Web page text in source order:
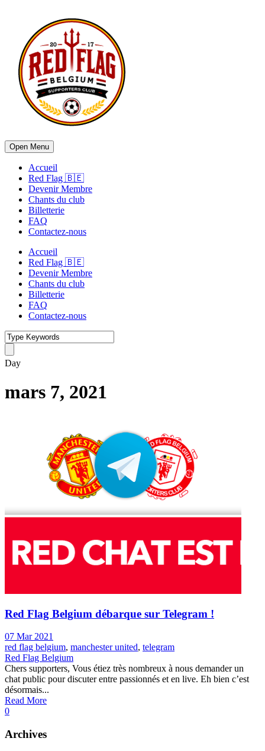
Open Menu
Accueil
Red Flag 🇧🇪
Devenir Membre
Chants du club
Billetterie
FAQ
Contactez-nous
Accueil
Red Flag 🇧🇪
Devenir Membre
Chants du club
Billetterie
FAQ
Contactez-nous
Day
mars 7, 2021
Red Flag Belgium débarque sur Telegram !
07 Mar 2021
red flag belgium, manchester united, telegram
Red Flag Belgium
Chers supporters, Vous étiez très nombreux à nous demander un
chat public pour discuter entre passionnés et en live. Eh bien c’est
désormais...
Read More
0
Archives